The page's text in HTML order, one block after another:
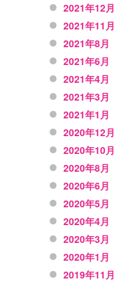
2021年12月
2021年11月
2021年8月
2021年6月
2021年4月
2021年3月
2021年1月
2020年12月
2020年10月
2020年8月
2020年6月
2020年5月
2020年4月
2020年3月
2020年1月
2019年11月